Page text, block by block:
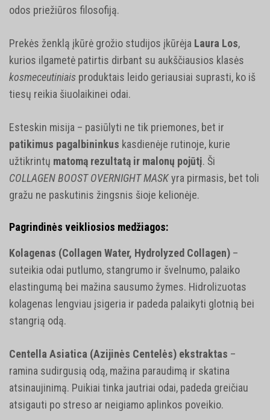
odos priežiūros filosofiją.
Prekės ženklą įkūrė grožio studijos įkūrėja Laura Los,
kurios ilgametė patirtis dirbant su aukščiausios klasės
kosmeceutiniais produktais leido geriausiai suprasti, ko iš
tiesų reikia šiuolaikinei odai.
Esteskin misija – pasiūlyti ne tik priemones, bet ir
patikimus pagalbininkus kasdienėje rutinoje, kurie
užtikrintų matomą rezultatą ir malonų pojūtį. Ši
COLLAGEN BOOST OVERNIGHT MASKyra pirmasis, bet toli
gražu ne paskutinis žingsnis šioje kelionėje.
Pagrindinės veikliosios medžiagos:
Kolagenas (Collagen Water, Hydrolyzed Collagen) –
suteikia odai putlumo, stangrumo ir švelnumo, palaiko
elastingumą bei mažina sausumo žymes. Hidrolizuotas
kolagenas lengviau įsigeria ir padeda palaikyti glotnią bei
stangrią odą.
Centella Asiatica (Azijinės Centelės) ekstraktas –
ramina sudirgusią odą, mažina paraudimą ir skatina
atsinaujinimą. Puikiai tinka jautriai odai, padeda greičiau
atsigauti po streso ar neigiamo aplinkos poveikio.